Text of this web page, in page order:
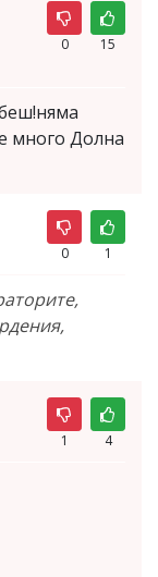
0 15
много Долна
0 1
1 4